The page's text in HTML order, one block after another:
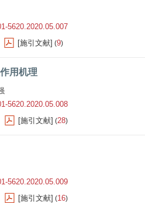
5620.2020.05.007
[施引文献] (9)
用机理
5620.2020.05.008
[施引文献] (28)
5620.2020.05.009
[施引文献] (16)